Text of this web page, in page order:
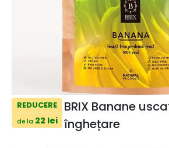
REDUCERE
de la 22 lei
BRIX Banane
înghețare